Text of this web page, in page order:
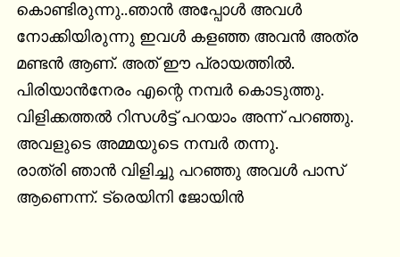
കൊണ്ടിരുന്നു..ഞാൻ അപ്പോൾ അവൾ
നോക്കിയിരുന്നു ഇവൾ കളഞ്ഞ അവൻ അത്ര
മണ്ടൻ ആണ്. അത് ഈ പ്രായത്തിൽ.
പിരിയാൻനേരം എന്റെ നമ്പർ കൊടുത്തു.
വിളിക്കത്തൽ റിസൾട്ട് പറയാം അന്ന് പറഞ്ഞു.
അവളുടെ അമ്മയുടെ നമ്പർ തന്നു.
രാത്രി ഞാൻ വിളിച്ചു പറഞ്ഞു അവൾ പാസ്
ആണെന്ന്. ട്രെയിനി ജോയിൻ